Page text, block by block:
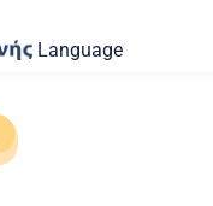
Language